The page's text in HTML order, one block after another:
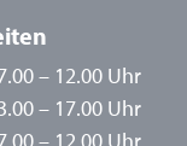
– 12.00 Uhr
– 17.00 Uhr